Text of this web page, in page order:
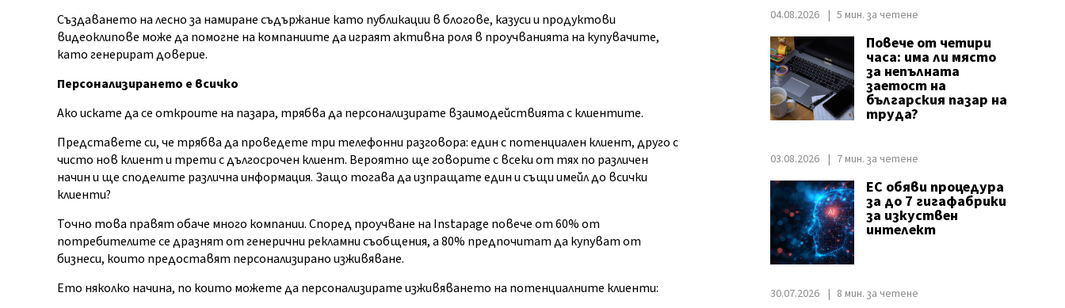
Създаването на лесно за намиране съдържание като публикации в блогове, казуси и продуктови
видеоклипове може да помогне на компаниите да играят активна роля в проучванията на купувачите,
като генерират доверие.
Персонализирането е всичко
Ако искате да се откроите на пазара, трябва да персонализирате взаимодействията с клиентите.
Представете си, че трябва да проведете три телефонни разговора: един с потенциален клиент, друго с
чисто нов клиент и трети с дългосрочен клиент. Вероятно ще говорите с всеки от тях по различен
начин и ще споделите различна информация. Защо тогава да изпращате един и същи имейл до всички
клиенти?
Точно това правят обаче много компании. Според проучване на Instapage повече от 60% от
потребителите се дразнят от генерични рекламни съобщения, а 80% предпочитат да купуват от
бизнеси, които предоставят персонализирано изживяване.
Ето няколко начина, по които можете да персонализирате изживяването на потенциалните клиенти:
04.08.2026 5 мин. за четене
Повече от четири
часа: има ли място
за непълната
заетост на
българския пазар на
труда?
03.08.2026 7 мин. за четене
ЕС обяви процедура
за до 7 гигафабрики
за изкуствен
интелект
30.07.2026 8 мин. за четене